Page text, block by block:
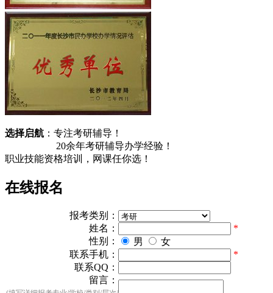
选择启航 ：专注考研辅导！
20余年考研辅导办学经验！
职业技能资格培训， 网课任你选！
在线报名
报考类别：
姓名：
*
性别：
男
女
联系手机：
*
联系QQ：
留言：